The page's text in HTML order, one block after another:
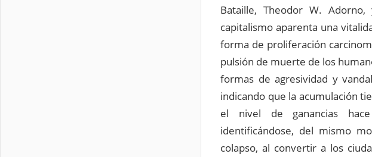
Bataille, Theodor W.
capitalismo aparenta una
forma de proliferación
pulsión de muerte de los
formas de agresividad y
indicando que la acumulación
el nivel de ganancias
identificándose, del mismo
colapso, al convertir a los